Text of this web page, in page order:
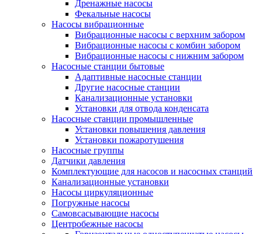
Дренажные насосы
Фекальные насосы
Насосы вибрационные
Вибрационные насосы с верхним забором
Вибрационные насосы с комбин забором
Вибрационные насосы с нижним забором
Насосные станции бытовые
Адаптивные насосные станции
Другие насосные станции
Канализационные установки
Установки для отвода конденсата
Насосные станции промышленные
Установки повышения давления
Установки пожаротушения
Насосные группы
Датчики давления
Комплектующие для насосов и насосных станций
Канализационные установки
Насосы циркуляционные
Погружные насосы
Самовсасывающие насосы
Центробежные насосы